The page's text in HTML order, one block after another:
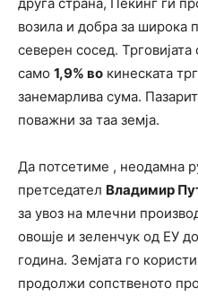
друга страна, Пекинг ги
возила и добра за широка
северен сосед. Трговијата
само 1,9% во кинеската
занемарлива сума.
поважни за таа земја.
Да потсетиме , неодамна
претседател Владимир
за увоз на млечни
овошје и зеленчук од ЕУ
година. Земјата го
продолжи сопственото